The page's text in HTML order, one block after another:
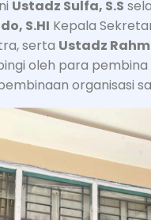
Ustadz Sulfa, S.S
S.HI Kepala
serta Ustadz
oleh para
organisasi